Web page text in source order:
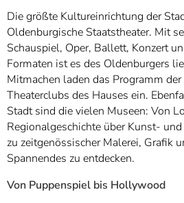
Die größte Kultureinrichtung der
Oldenburgische Staatstheater. Mit
Schauspiel, Oper, Ballett, Konzert
Formaten ist es des Oldenburgers
Mitmachen laden das Programm
Theaterclubs des Hauses ein.
Stadt sind die vielen Museen: Von
Regionalgeschichte über Kunst-
zu zeitgenössischer Malerei, Grafik
Spannendes zu entdecken.
Von Puppenspiel bis Hollywood